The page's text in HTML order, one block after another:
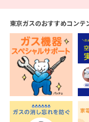
東京ガスのおすすめコンテ